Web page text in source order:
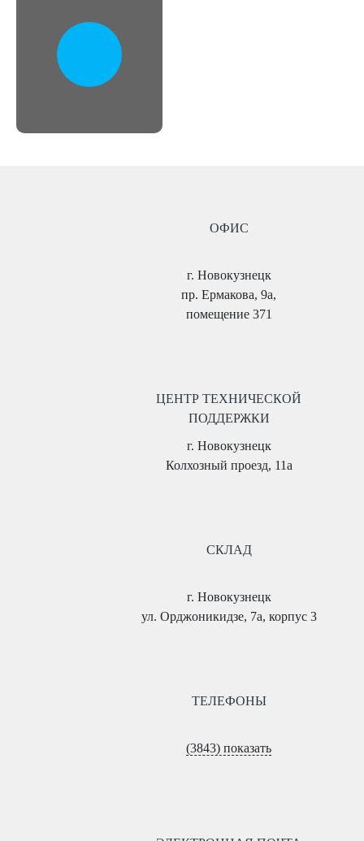
ОФИС
г. Новокузнецк
пр. Ермакова, 9а,
помещение 371
ЦЕНТР ТЕХНИЧЕСКОЙ
ПОДДЕРЖКИ
г. Новокузнецк
Колхозный проезд, 11а
СКЛАД
г. Новокузнецк
ул. Орджоникидзе, 7а, корпус 3
ТЕЛЕФОНЫ
(3843) показать